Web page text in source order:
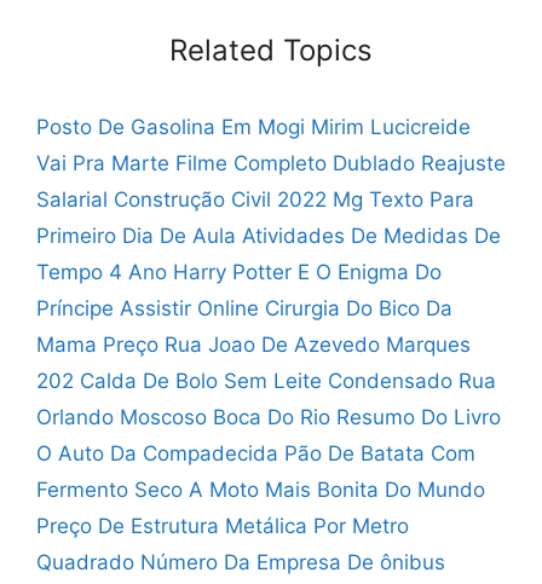
Related Topics
Posto De Gasolina Em Mogi Mirim Lucicreide
Vai Pra Marte Filme Completo Dublado Reajuste
Salarial Construção Civil 2022 Mg Texto Para
Primeiro Dia De Aula Atividades De Medidas De
Tempo 4 Ano Harry Potter E O Enigma Do
Príncipe Assistir Online Cirurgia Do Bico Da
Mama Preço Rua Joao De Azevedo Marques
202 Calda De Bolo Sem Leite Condensado Rua
Orlando Moscoso Boca Do Rio Resumo Do Livro
O Auto Da Compadecida Pão De Batata Com
Fermento Seco A Moto Mais Bonita Do Mundo
Preço De Estrutura Metálica Por Metro
Quadrado Número Da Empresa De ônibus